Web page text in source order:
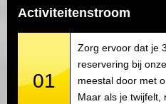
Activiteitenstroom
01
Zorg ervoor dat je
reservering bij
meestal door met
Maar als je twijfelt,